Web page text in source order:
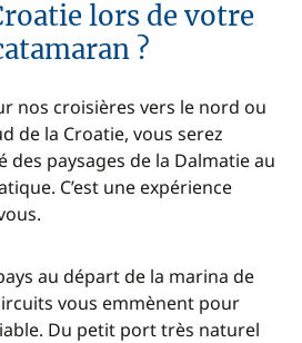
lors de votre
?
nos croisières vers le nord ou
de la Croatie, vous serez
des paysages de la Dalmatie au
C’est une expérience
au départ de la marina de
vous emmènent pour
Du petit port très naturel